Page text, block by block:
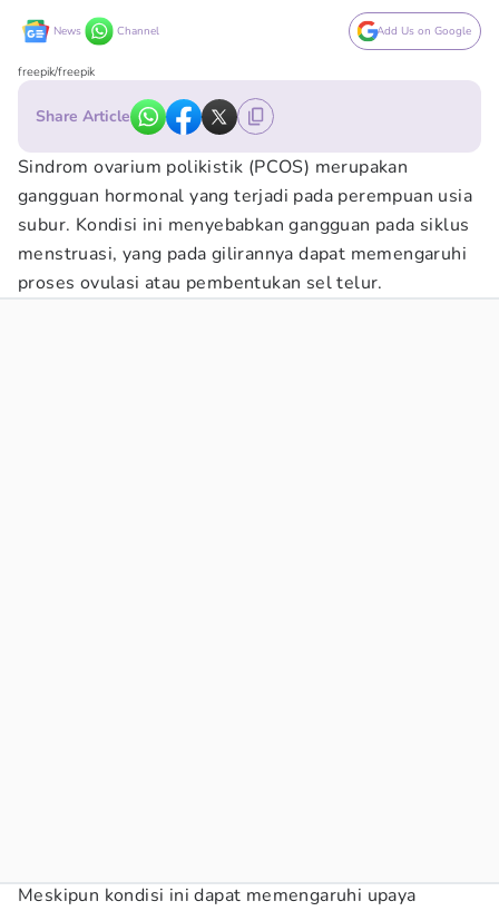
News Channel Add Us on Google
freepik/freepik
Share Article
Sindrom ovarium polikistik (PCOS) merupakan
gangguan hormonal yang terjadi pada perempuan usia
subur. Kondisi ini menyebabkan gangguan pada siklus
menstruasi, yang pada gilirannya dapat memengaruhi
proses ovulasi atau pembentukan sel telur.
Meskipun kondisi ini dapat memengaruhi upaya